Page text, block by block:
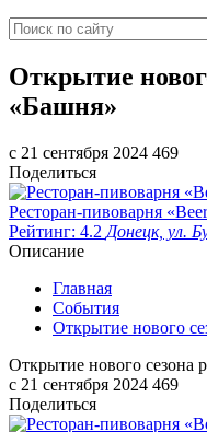
Открытие
«Башня»
c 21 сентября 2024 469
Поделиться
Ресторан-пивоварня
Рейтинг: 4.2 Донецк, ул.
Описание
Главная
События
Открытие нового
Открытие нового сезона
c 21 сентября 2024 469
Поделиться